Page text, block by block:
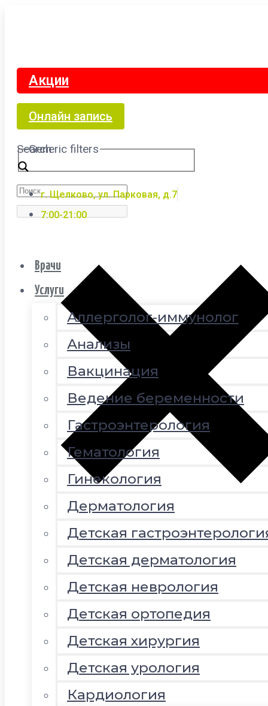
Акции
Онлайн запись
Search
Generic filters
г. Щелково, ул. Парковая, д.7
7:00-21:00
Врачи
Услуги
Аллерголог-иммунолог
Анализы
Вакцинация
Ведение беременности
Гастроэнтерология
Гематология
Гинекология
Дерматология
Детская
Детская дерматология
Детская неврология
Детская ортопедия
Детская хирургия
Детская урология
Кардиология